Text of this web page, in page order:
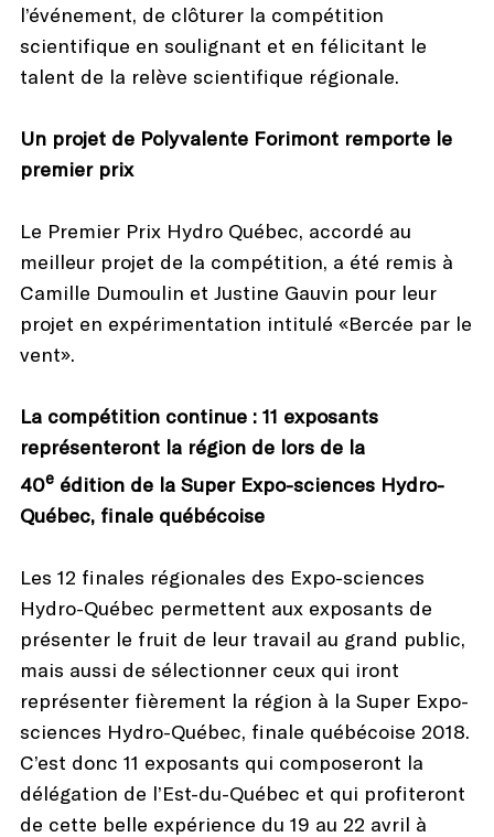
l’événement, de clôturer la compétition
scientifique en soulignant et en félicitant le
talent de la relève scientifique régionale.
Un projet de Polyvalente Forimont remporte le
premier prix
Le Premier Prix Hydro Québec, accordé au
meilleur projet de la compétition, a été remis à
Camille Dumoulin et Justine Gauvin pour leur
projet en expérimentation intitulé «Bercée par le
vent».
La compétition continue : 11 exposants
représenteront la région de lors de la
40e édition de la Super Expo-sciences Hydro-
Québec, finale québécoise
Les 12 finales régionales des Expo-sciences
Hydro-Québec permettent aux exposants de
présenter le fruit de leur travail au grand public,
mais aussi de sélectionner ceux qui iront
représenter fièrement la région à la Super Expo-
sciences Hydro-Québec, finale québécoise 2018.
C’est donc 11 exposants qui composeront la
délégation de l’Est-du-Québec et qui profiteront
de cette belle expérience du 19 au 22 avril à